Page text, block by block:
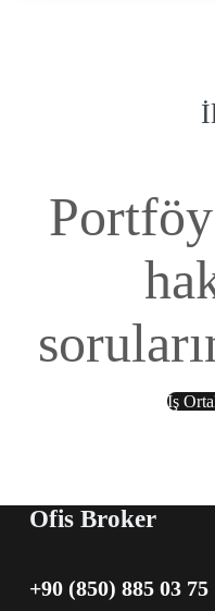
Portföy
İş
Ofis Broker
+90 (850) 885 03 75